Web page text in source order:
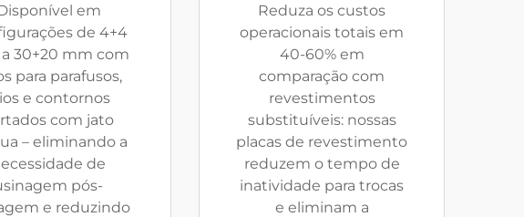
em
de 4+4
30+20 mm com
para parafusos,
e contornos
com jato
– eliminando a
de
pós-
e reduzindo
Reduza os custos
operacionais totais em
40-60% em
comparação com
revestimentos
substituíveis: nossas
placas de revestimento
reduzem o tempo de
inatividade para trocas
e eliminam a